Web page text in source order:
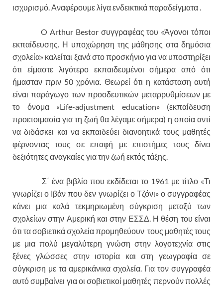
ισχυρισμό. Αναφέρουμε λίγα ενδεικτικά παραδείγματα .
O Arthur Bestor συγγραφέας του «Άγονοι τόποι
εκπαίδευσης. Η υποχώρηση της μάθησης στα δημόσια
σχολεία» καλείται ξανά στο προσκήνιο για να υποστηρίξει
ότι είμαστε λιγότερο εκπαιδευμένοι σήμερα από ότι
ήμασταν πριν 50 χρόνια. Θεωρεί ότι η κατάσταση αυτή
είναι παράγωγο των προοδευτικών μεταρρυθμίσεων με
το όνομα «Life-adjustment education» (εκπαίδευση
προετοιμασία για τη ζωή θα λέγαμε σήμερα) η οποία αντί
να διδάσκει και να εκπαιδεύει διανοητικά τους μαθητές
φέρνοντας τους σε επαφή με επιστήμες τους δίνει
δεξιότητες αναγκαίες για την ζωή εκτός τάξης.
Σ΄ ένα βιβλίο που εκδίδεται το 1961 με τίτλο «Τι
γνωρίζει ο Ιβάν που δεν γνωρίζει ο Τζόνι» ο συγγραφέας
κάνει μια καλά τεκμηριωμένη σύγκριση μεταξύ των
σχολείων στην Αμερική και στην ΕΣΣΔ. Η θέση του είναι
ότι τα σοβιετικά σχολεία προμηθεύουν τους μαθητές τους
με μια πολύ μεγαλύτερη γνώση στην λογοτεχνία στις
ξένες γλώσσες στην ιστορία και στη γεωγραφία σε
σύγκριση με τα αμερικάνικα σχολεία. Για τον συγγραφέα
αυτό συμβαίνει για οι σοβιετικοί μαθητές περνούν πολλές